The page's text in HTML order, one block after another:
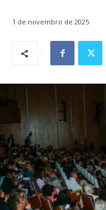
1 de novembro de 2025